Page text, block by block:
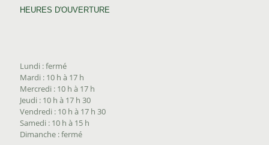
HEURES D'OUVERTURE
Lundi : fermé
Mardi : 10 h à 17 h
Mercredi : 10 h à 17 h
Jeudi : 10 h à 17 h 30
Vendredi : 10 h à 17 h 30
Samedi : 10 h à 15 h
Dimanche : fermé